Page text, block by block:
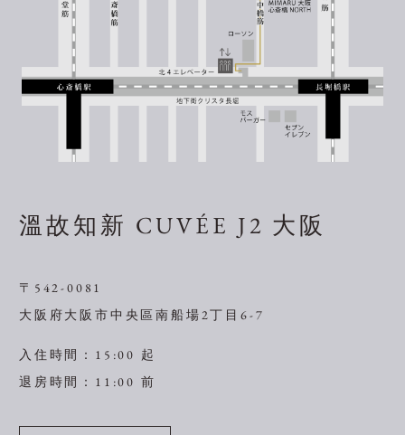
溫故知新 CUVÉE J2 大阪
〒542-0081
大阪府大阪市中央區南船場2丁目6-7
入住時間：15:00 起
退房時間：11:00 前